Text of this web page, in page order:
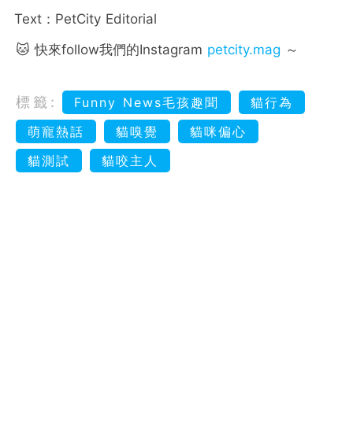
Text：PetCity Editorial
🐱 快來follow我們的Instagram petcity.mag ～
標籤: Funny News毛孩趣聞
貓行為
萌寵熱話
貓嗅覺
貓咪偏心
貓測試
貓咬主人